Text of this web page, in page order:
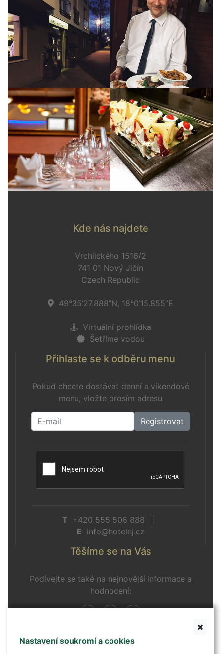
Kde nás najdete
Vrchlického 1516/2
741 01 Nový Jičín
Czech Republic
49°35’27.888”N, 18°0’15.855”E
Virtuální prohlídka
Šetříme vodou
Přihlaste se k odběru menu
Pokud chcete dostávat denní a víkendové
menu, vložte prosím adresu
Registrovat
T +420 555 506 888 |
E info@hotelnj.cz
Těšíme se na Vás
Podívejte se také na nejnovější informace a
hodnocení:
Nastavení soukromí a cookies